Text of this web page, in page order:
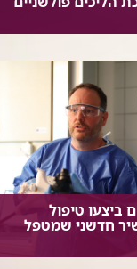
ביצעו טיפול
חדשני שמטפל